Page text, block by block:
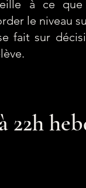
à ce que
le niveau
fait sur
22h